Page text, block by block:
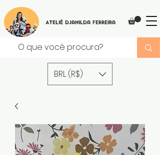
Ateliê Djanilda Ferreira
BRL (R$)